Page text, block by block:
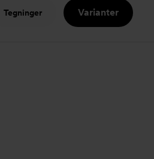
Tegninger Varianter